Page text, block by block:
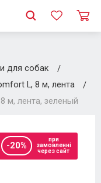
для собак
L, 8 м, лента
м, лента, зеленый
-20%
при
замовленні
через сайт